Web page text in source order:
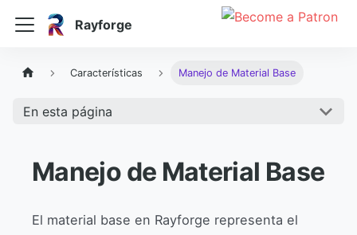
Rayforge
Características Manejo de Material Base
En esta página
Manejo de Material Base
El material base en Rayforge representa el